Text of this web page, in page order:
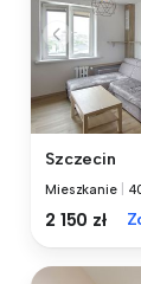
Szczecin
Mieszkanie
2 150 zł